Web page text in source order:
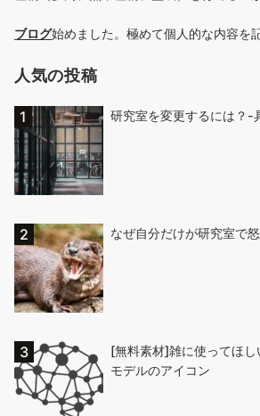
ブログ始めました。極めて個人的な内容を
人気の投稿
研究室を変更するには？-
なぜ自分だけが研究室で
[無料素材]雑に使ってほ
モデルのアイコン